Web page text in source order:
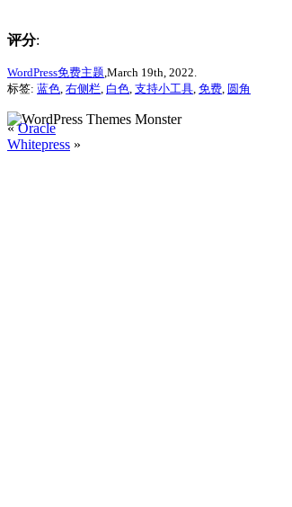
评分:
WordPress免费主题 ,March 19th, 2022.
标签: 蓝色 右侧栏 白色 支持小工具 免费 圆角
«Oracle
Whitepress »